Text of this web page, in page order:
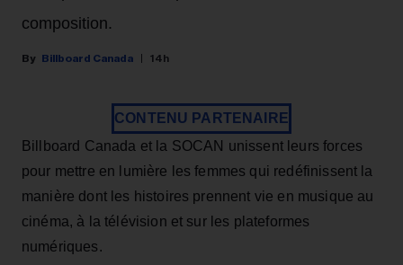
composition.
Billboard Canada 14h
CONTENU PARTENAIRE
Billboard Canada et la SOCAN unissent leurs forces
pour mettre en lumière les femmes qui redéfinissent la
manière dont les histoires prennent vie en musique au
cinéma, à la télévision et sur les plateformes
numériques.